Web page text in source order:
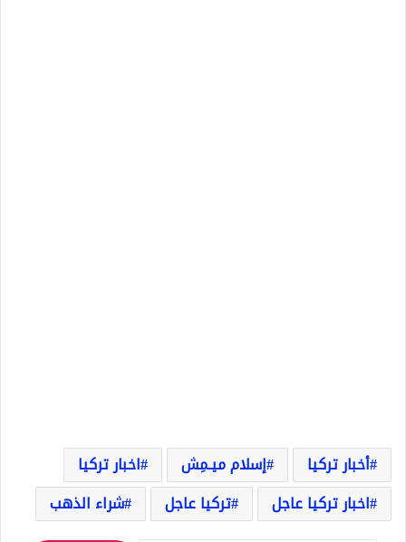
أخبار تركيا إسلام ميـمِش
اخبار تركيا
اخبار تركيا عاجل
تركيا عاجل شراء الذهب